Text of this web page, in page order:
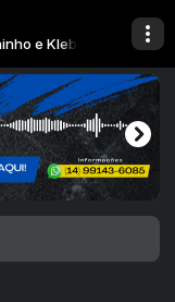
e Klebão
Catastrophe Film